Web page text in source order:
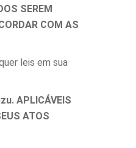
SEREM
COM AS
leis em sua
APLICÁVEIS
ATOS